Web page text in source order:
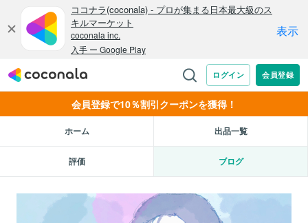
会員登録で10％割引クーポンを獲得！
ホーム 出品一覧
評価 ブログ